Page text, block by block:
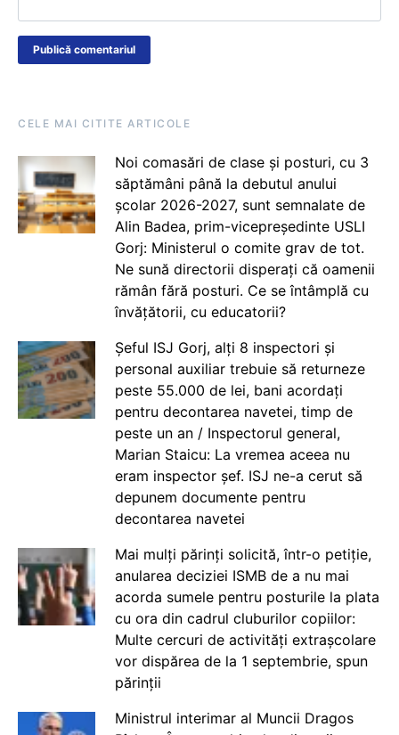
CELE MAI CITITE ARTICOLE
Noi comasări de clase și posturi, cu 3
săptămâni până la debutul anului
școlar 2026-2027, sunt semnalate de
Alin Badea, prim-vicepreședinte USLI
Gorj: Ministerul o comite grav de tot.
Ne sună directorii disperați că oamenii
rămân fără posturi. Ce se întâmplă cu
învățătorii, cu educatorii?
Șeful ISJ Gorj, alți 8 inspectori și
personal auxiliar trebuie să returneze
peste 55.000 de lei, bani acordați
pentru decontarea navetei, timp de
peste un an / Inspectorul general,
Marian Staicu: La vremea aceea nu
eram inspector șef. ISJ ne-a cerut să
depunem documente pentru
decontarea navetei
Mai mulți părinți solicită, într-o petiție,
anularea deciziei ISMB de a nu mai
acorda sumele pentru posturile la plata
cu ora din cadrul cluburilor copiilor:
Multe cercuri de activități extrașcolare
vor dispărea de la 1 septembrie, spun
părinții
Ministrul interimar al Muncii Dragos